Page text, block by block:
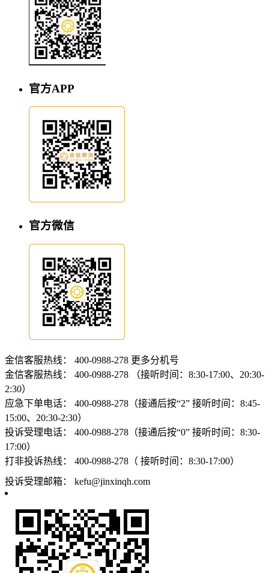
官方APP
官方微信
金信客服热线： 400-0988-278 更多分机号
金信客服热线：
400-0988-278 （接听时间：8:30-17:00、20:30-
2:30）
应急下单电话：
400-0988-278（接通后按“2” 接听时间：8:45-
15:00、20:30-2:30）
投诉受理电话：
400-0988-278（接通后按“0” 接听时间：8:30-
17:00）
打非投诉热线：
400-0988-278（ 接听时间：8:30-17:00）
投诉受理邮箱：
kefu@jinxinqh.com